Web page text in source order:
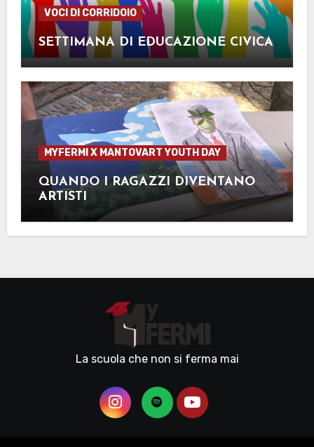
VOCI DI CORRIDOIO
SETTIMANA DI EDUCAZIONE CIVICA
MYFERMI X MANTOVART YOUTH DAY
QUANDO I RAGAZZI DIVENTANO
ARTISTI
La scuola che non si ferma mai